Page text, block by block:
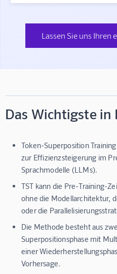
Lassen Sie uns Ihren
Das Wichtigste in
Token-Superposition
zur Effizienzsteigerung im
Sprachmodelle (LLMs).
TST kann die Pre-Training-
ohne die Modellarchitektur,
oder die
Die Methode besteht aus
Superpositionsphase mit
einer
Vorhersage.